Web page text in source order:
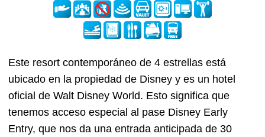
Este resort contemporáneo de 4 estrellas está
ubicado en la propiedad de Disney y es un hotel
oficial de Walt Disney World. Esto significa que
tenemos acceso especial al pase Disney Early
Entry, que nos da una entrada anticipada de 30